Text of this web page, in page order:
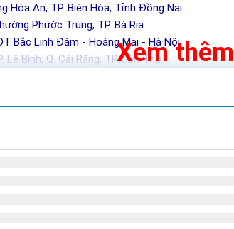
Hóa An, TP. Biên Hòa, Tỉnh Đồng Nai
Phước Trung, TP. Bà Rịa
Bắc Linh Đàm - Hoàng Mai - Hà Nội
Bình, Q. Cái Răng, TP Cần ThơXem thêm